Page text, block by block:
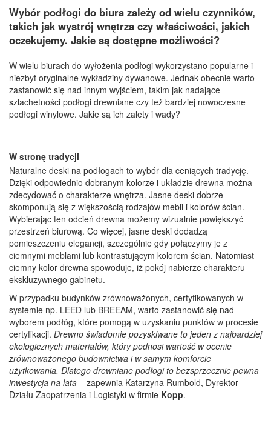
Wybór podłogi do biura zależy od wielu czynników,
takich jak wystrój wnętrza czy właściwości, jakich
oczekujemy. Jakie są dostępne możliwości?
W wielu biurach do wyłożenia podłogi wykorzystano popularne i
niezbyt oryginalne wykładziny dywanowe. Jednak obecnie warto
zastanowić się nad innym wyjściem, takim jak nadające
szlachetności podłogi drewniane czy też bardziej nowoczesne
podłogi winylowe. Jakie są ich zalety i wady?
W stronę tradycji
Naturalne deski na podłogach to wybór dla ceniących tradycję.
Dzięki odpowiednio dobranym kolorze i układzie drewna można
zdecydować o charakterze wnętrza. Jasne deski dobrze
skomponują się z większością rodzajów mebli i kolorów ścian.
Wybierając ten odcień drewna możemy wizualnie powiększyć
przestrzeń biurową. Co więcej, jasne deski dodadzą
pomieszczeniu elegancji, szczególnie gdy połączymy je z
ciemnymi meblami lub kontrastującym kolorem ścian. Natomiast
ciemny kolor drewna spowoduje, iż pokój nabierze charakteru
ekskluzywnego gabinetu.
W przypadku budynków zrównoważonych, certyfikowanych w
systemie np. LEED lub BREEAM, warto zastanowić się nad
wyborem podłóg, które pomogą w uzyskaniu punktów w procesie
certyfikacji. Drewno świadomie pozyskiwane to jeden z najbardziej
ekologicznych materiałów, który podnosi wartość w ocenie
zrównoważonego budownictwa i w samym komforcie
użytkowania. Dlatego drewniane podłogi to bezsprzecznie pewna
inwestycja na lata – zapewnia Katarzyna Rumbold, Dyrektor
Działu Zaopatrzenia i Logistyki w firmie Kopp.